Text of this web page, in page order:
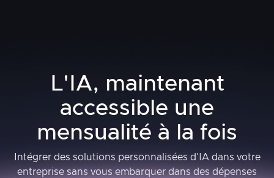
L'IA, maintenant
accessible une
mensualité à la fois
Intégrer des solutions personnalisées d'IA dans votre
entreprise sans vous embarquer dans des dépenses